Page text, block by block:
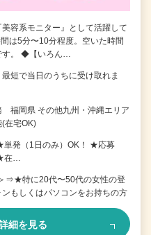
容系モニター』として活躍して
は5分〜10分程度。空いた時間
す。 ◆【いろん…
短で当日のうちに受け取れま
福岡県 その他九州・沖縄エリア
在宅OK)
単発（1日のみ）OK！ ★応募
在…
⇒★特に20代〜50代の女性の登
しくはパソコンをお持ちの方
細を見る